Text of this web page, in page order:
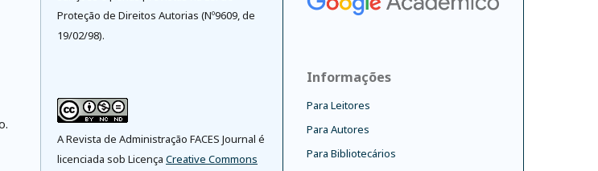
Proteção de Direitos Autorias (Nº9609, de
19/02/98).
A Revista de Administração FACES Journal é
licenciada sob Licença Creative Commons
Informações
Para Leitores
Para Autores
Para Bibliotecários